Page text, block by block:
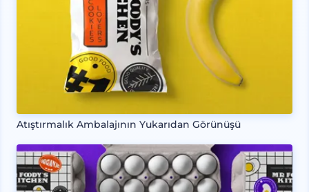
Atıştırmalık Ambalajının Yukarıdan Görünüşü